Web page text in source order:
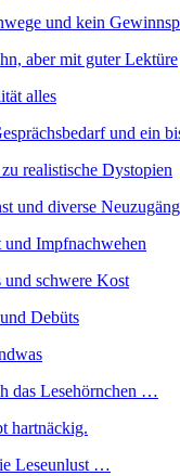
und kein
aber mit guter Lektüre
alles
und ein
realistische Dystopien
und diverse
Impfnachwehen
und schwere Kost
Debüts
das Lesehörnchen …
hartnäckig.
Leseunlust …